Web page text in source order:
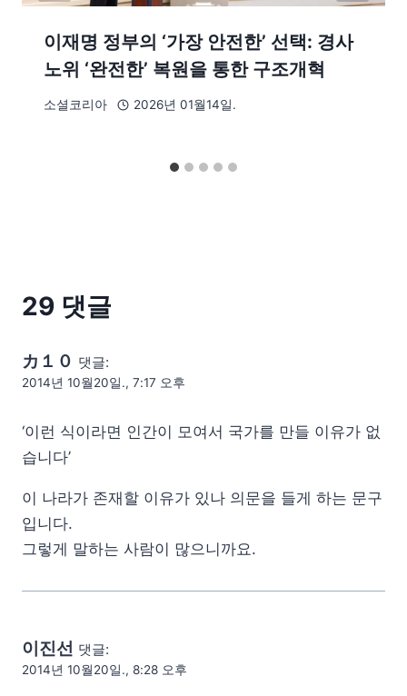
이재명 정부의 ‘가장 안전한’ 선택: 경사
노위 ‘완전한’ 복원을 통한 구조개혁
소셜코리아 2026년 01월14일.
29 댓글
カ１０ 댓글:
2014년 10월20일., 7:17 오후
‘이런 식이라면 인간이 모여서 국가를 만들 이유가 없
습니다’
이 나라가 존재할 이유가 있나 의문을 들게 하는 문구
입니다.
그렇게 말하는 사람이 많으니까요.
이진선 댓글:
2014년 10월20일., 8:28 오후